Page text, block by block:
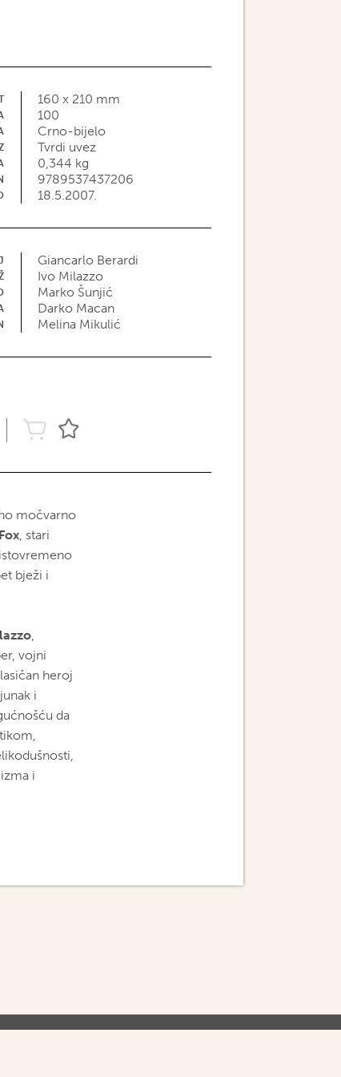
160 x 210 mm
100
Crno-bijelo
Tvrdi uvez
0,344 kg
9789537437206
18.5.2007.
Giancarlo Berardi
Ivo Milazzo
Marko Šunjić
Darko Macan
Melina Mikulić
močvarno
, stari
bježi i
,
vojni
heroj
i
da
i